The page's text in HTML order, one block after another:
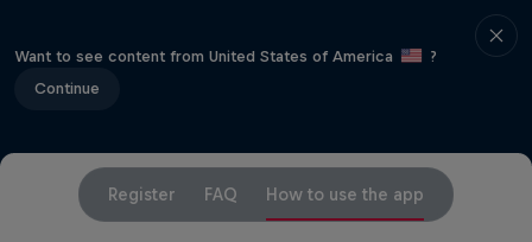
Want to see content from United States of America
?
Continue
Register FAQ How to use the app